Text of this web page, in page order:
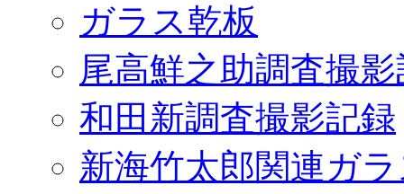
ガラス乾板
尾高鮮之助調査撮
和田新調査撮影記録
新海竹太郎関連ガ